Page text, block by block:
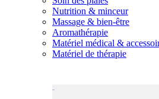
Nutrition & minceur
Massage & bien-être
Aromathérapie
Matériel médical &
Matériel de thérapie